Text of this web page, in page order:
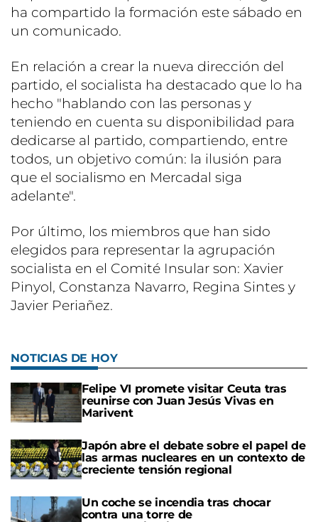
ha compartido la formación este sábado en
un comunicado.
En relación a crear la nueva dirección del
partido, el socialista ha destacado que lo ha
hecho "hablando con las personas y
teniendo en cuenta su disponibilidad para
dedicarse al partido, compartiendo, entre
todos, un objetivo común: la ilusión para
que el socialismo en Mercadal siga
adelante".
Por último, los miembros que han sido
elegidos para representar la agrupación
socialista en el Comité Insular son: Xavier
Pinyol, Constanza Navarro, Regina Sintes y
Javier Periañez.
NOTICIAS DE HOY
Felipe VI promete visitar Ceuta tras
reunirse con Juan Jesús Vivas en
Marivent
Japón abre el debate sobre el papel de
las armas nucleares en un contexto de
creciente tensión regional
Un coche se incendia tras chocar
contra una torre de